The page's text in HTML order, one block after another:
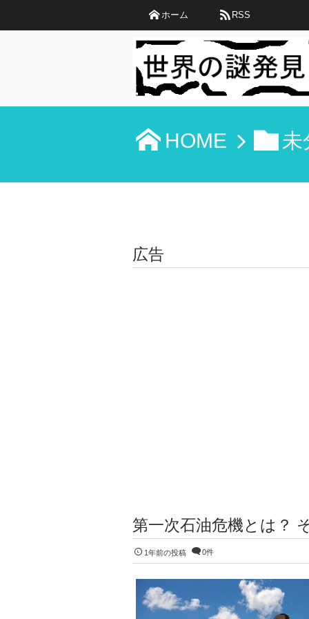
ホーム RSS
HOME 未
広告
第一次石油危機とは？
1年前の投稿 0件